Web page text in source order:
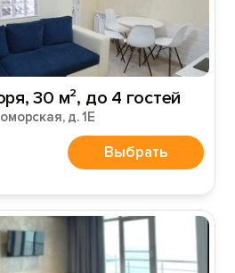
30 м², до 4 гостей
д. 1Е
Выбрать